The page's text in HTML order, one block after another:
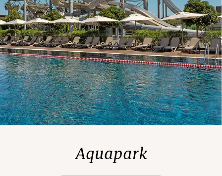
Aquapark
Kinderbecken im Aquapark